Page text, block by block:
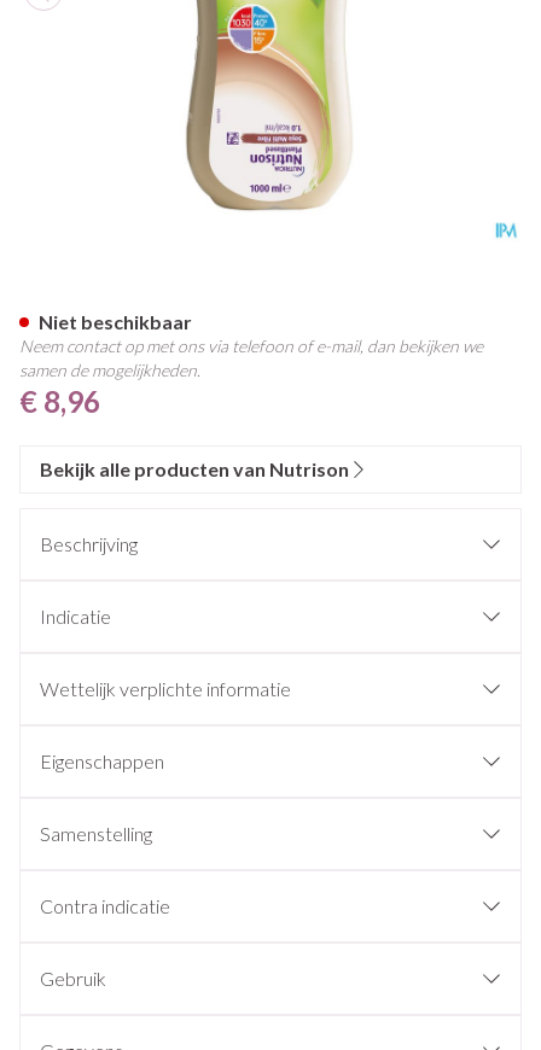
€ 8,96
Niet beschikbaar
Neem contact op met ons via telefoon of e-mail, dan bekijken we
samen de mogelijkheden.
Bekijk alle producten van Nutrison
Beschrijving
Indicatie
Wettelijk verplichte informatie
Eigenschappen
Samenstelling
Contra indicatie
Gebruik